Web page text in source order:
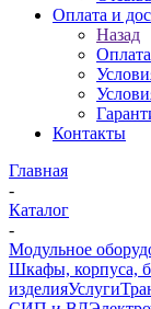
Оплата и
Назад
Контакты
Главная
-
Каталог
-
Модульное
Шкафы, корпуса,
изделияУслуги